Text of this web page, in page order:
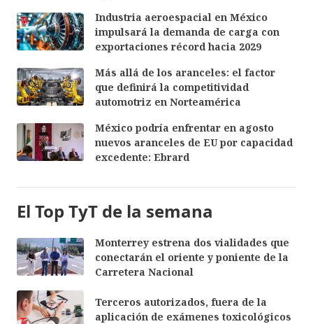
Industria aeroespacial en México
impulsará la demanda de carga con
exportaciones récord hacia 2029
Más allá de los aranceles: el factor
que definirá la competitividad
automotriz en Norteamérica
México podría enfrentar en agosto
nuevos aranceles de EU por capacidad
excedente: Ebrard
El Top TyT de la semana
Monterrey estrena dos vialidades que
conectarán el oriente y poniente de la
Carretera Nacional
Terceros autorizados, fuera de la
aplicación de exámenes toxicológicos